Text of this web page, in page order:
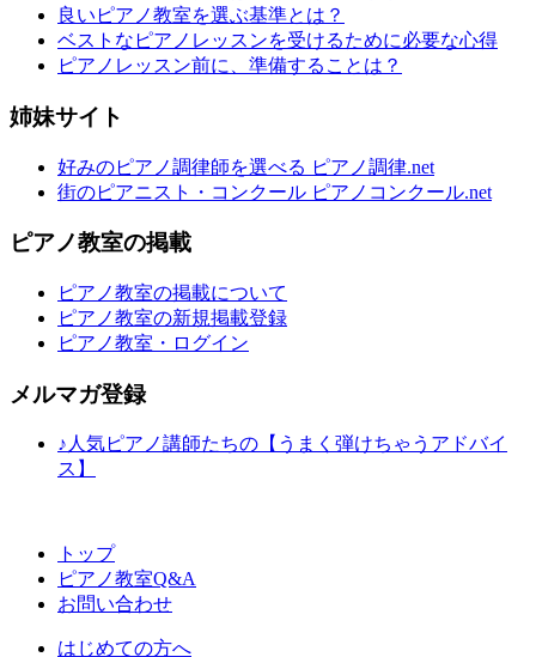
良いピアノ教室を選ぶ基準とは？
ベストなピアノレッスンを受けるために必要な心得
ピアノレッスン前に、準備することは？
姉妹サイト
好みのピアノ調律師を選べる ピアノ調律.net
街のピアニスト・コンクール ピアノコンクール.net
ピアノ教室の掲載
ピアノ教室の掲載について
ピアノ教室の新規掲載登録
ピアノ教室・ログイン
メルマガ登録
♪人気ピアノ講師たちの【うまく弾けちゃうアドバイ
ス】
トップ
ピアノ教室Q&A
お問い合わせ
はじめての方へ